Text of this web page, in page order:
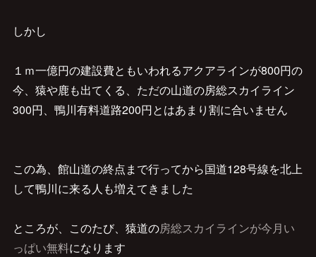
しかし
１ｍ一億円の建設費ともいわれるアクアラインが800円の
今、猿や鹿も出てくる、ただの山道の房総スカイライン
300円、鴨川有料道路200円とはあまり割に合いません
この為、館山道の終点まで行ってから国道128号線を北上
して鴨川に来る人も増えてきました
ところが、このたび、猿道の房総スカイラインが今月い
っぱい無料になります